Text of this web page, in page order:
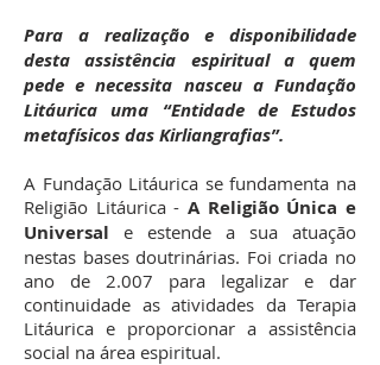
Para a realização e disponibilidade
desta assistência espiritual a quem
pede e necessita nasceu a Fundação
Litáurica uma “Entidade de Estudos
metafísicos das Kirliangrafias”.
A Fundação Litáurica se fundamenta na
Religião Litáurica - A Religião Única e
Universal e estende a sua atuação
nestas bases doutrinárias. Foi criada no
ano de 2.007 para legalizar e dar
continuidade as atividades da Terapia
Litáurica e proporcionar a assistência
social na área espiritual.